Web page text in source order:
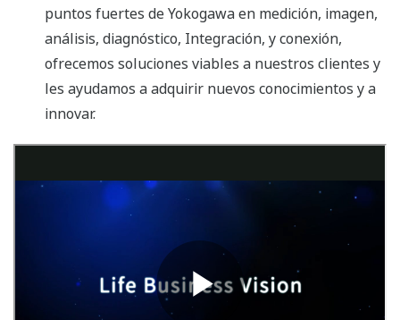
puntos fuertes de Yokogawa en medición, imagen,
análisis, diagnóstico, Integración, y conexión,
ofrecemos soluciones viables a nuestros clientes y
les ayudamos a adquirir nuevos conocimientos y a
innovar.